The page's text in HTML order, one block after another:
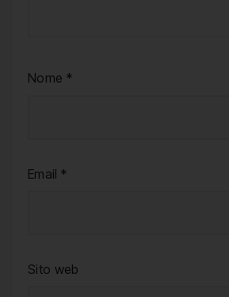
Nome *
Email *
Sito web